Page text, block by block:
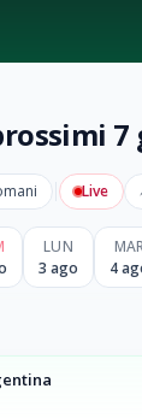
Live
LUN
3 ago
4